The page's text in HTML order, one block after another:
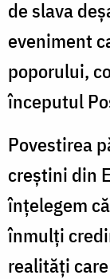
de slava
eveniment
poporului,
începutul
Povestirea
creștini din
înțelegem
înmulți
realități